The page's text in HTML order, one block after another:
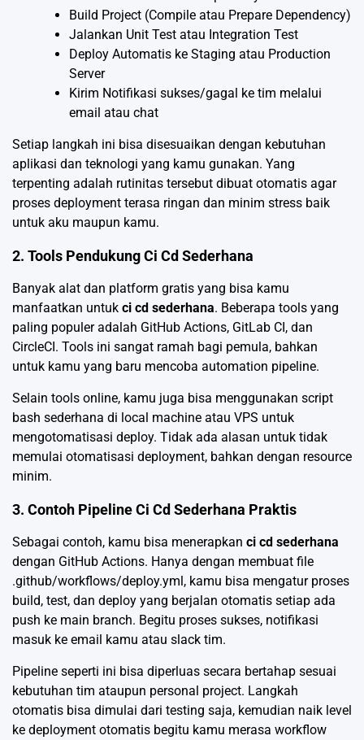
Build Project (Compile atau Prepare Dependency)
Jalankan Unit Test atau Integration Test
Deploy Automatis ke Staging atau Production
Server
Kirim Notifikasi sukses/gagal ke tim melalui
email atau chat
Setiap langkah ini bisa disesuaikan dengan kebutuhan
aplikasi dan teknologi yang kamu gunakan. Yang
terpenting adalah rutinitas tersebut dibuat otomatis agar
proses deployment terasa ringan dan minim stress baik
untuk aku maupun kamu.
2. Tools Pendukung Ci Cd Sederhana
Banyak alat dan platform gratis yang bisa kamu
manfaatkan untuk ci cd sederhana. Beberapa tools yang
paling populer adalah GitHub Actions, GitLab CI, dan
CircleCI. Tools ini sangat ramah bagi pemula, bahkan
untuk kamu yang baru mencoba automation pipeline.
Selain tools online, kamu juga bisa menggunakan script
bash sederhana di local machine atau VPS untuk
mengotomatisasi deploy. Tidak ada alasan untuk tidak
memulai otomatisasi deployment, bahkan dengan resource
minim.
3. Contoh Pipeline Ci Cd Sederhana Praktis
Sebagai contoh, kamu bisa menerapkan ci cd sederhana
dengan GitHub Actions. Hanya dengan membuat file
.github/workflows/deploy.yml, kamu bisa mengatur proses
build, test, dan deploy yang berjalan otomatis setiap ada
push ke main branch. Begitu proses sukses, notifikasi
masuk ke email kamu atau slack tim.
Pipeline seperti ini bisa diperluas secara bertahap sesuai
kebutuhan tim ataupun personal project. Langkah
otomatis bisa dimulai dari testing saja, kemudian naik level
ke deployment otomatis begitu kamu merasa workflow